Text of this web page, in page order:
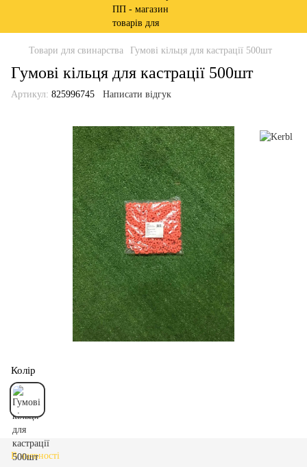
Товари для свинарства Гумові кільця для кастрації 500шт
Гумові кільця для кастрації 500шт
Артикул: 825996745 Написати відгук
Колір
В наявності